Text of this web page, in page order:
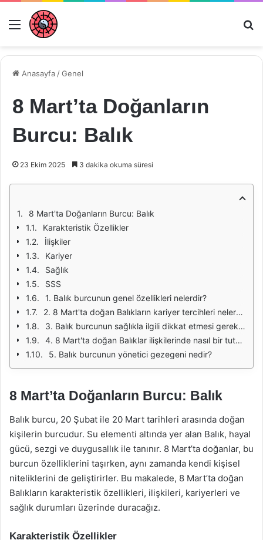
Menü
Anasayfa /Genel
8 Mart’ta Doğanların
Burcu: Balık
23 Ekim 2025 3 dakika okuma süresi
8 Mart'ta Doğanların Burcu: Balık
Karakteristik Özellikler
İlişkiler
Kariyer
Sağlık
SSS
1. Balık burcunun genel özellikleri nelerdir?
2. 8 Mart'ta doğan Balıkların kariyer tercihleri nelerdir?
3. Balık burcunun sağlıkla ilgili dikkat etmesi gereken noktalar nelerdir?
4. 8 Mart'ta doğan Balıklar ilişkilerinde nasıl bir tutum sergilerler?
5. Balık burcunun yönetici gezegeni nedir?
8 Mart’ta Doğanların Burcu: Balık
Balık burcu, 20 Şubat ile 20 Mart tarihleri arasında doğan
kişilerin burcudur. Su elementi altında yer alan Balık, hayal
gücü, sezgi ve duygusallık ile tanınır. 8 Mart’ta doğanlar, bu
burcun özelliklerini taşırken, aynı zamanda kendi kişisel
niteliklerini de geliştirirler. Bu makalede, 8 Mart’ta doğan
Balıkların karakteristik özellikleri, ilişkileri, kariyerleri ve
sağlık durumları üzerinde duracağız.
Karakteristik Özellikler